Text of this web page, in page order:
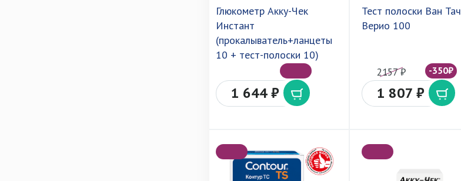
Глюкометр Акку-Чек
Инстант
(прокалыватель+ланцеты
10 + тест-полоски 10)
1 644 ₽
Тест полоски Ван Тач
Верио 100
-350₽
2157 ₽
1 807 ₽